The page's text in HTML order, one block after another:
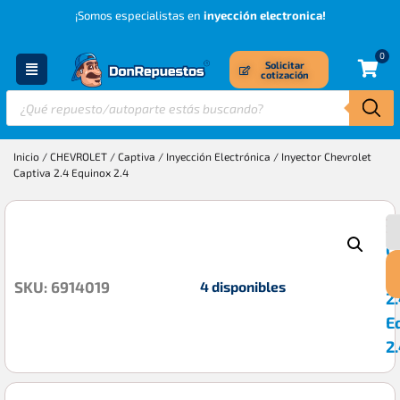
¡Somos especialistas en inyección electronica!
Solicitar
cotización
0
Inicio / CHEVROLET / Captiva / Inyección Electrónica / Inyector Chevrolet
Captiva 2.4 Equinox 2.4
SKU: 6914019 4 disponibles